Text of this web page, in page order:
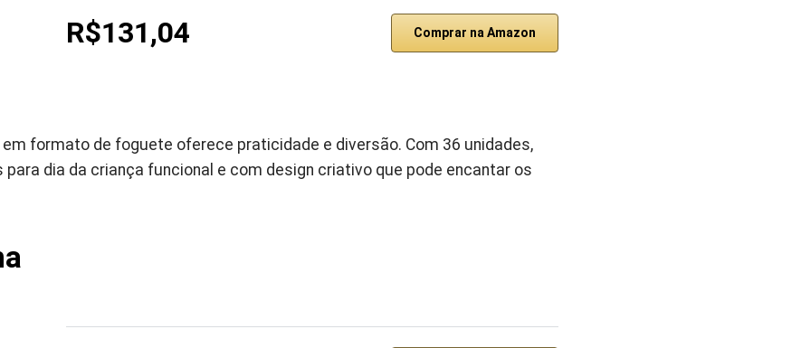
R$131,04 Comprar na Amazon
em formato de foguete oferece praticidade e diversão. Com 36 unidades,
para dia da criança funcional e com design criativo que pode encantar os